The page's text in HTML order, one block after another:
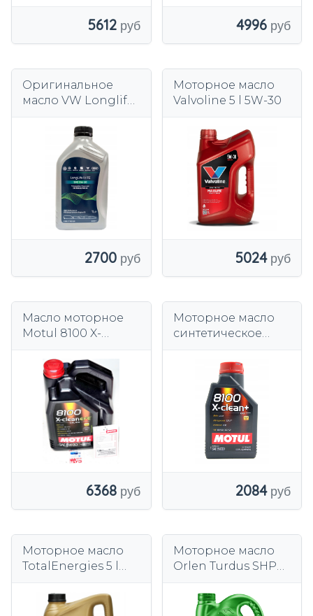
5612 4996
Оригинальное
масло VW Longlife
508.00/509.00
2700
Моторное масло
Valvoline 5 l 5W-30
5024
Масло моторное
Motul 8100 X-
6368
Моторное масло
синтетическое
2084
Моторное масло
TotalEnergies 5 l
Моторное масло
Orlen Turdus SHPD